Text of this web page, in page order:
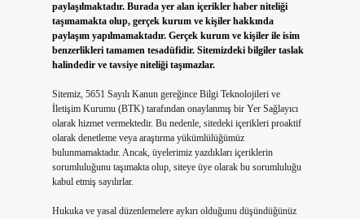
paylaşılmaktadır. Burada yer alan içerikler haber niteliği
taşımamakta olup, gerçek kurum ve kişiler hakkında
paylaşım yapılmamaktadır. Gerçek kurum ve kişiler ile isim
benzerlikleri tamamen tesadüfidir. Sitemizdeki bilgiler taslak
halindedir ve tavsiye niteliği taşımazlar.
Sitemiz, 5651 Sayılı Kanun gereğince Bilgi Teknolojileri ve
İletişim Kurumu (BTK) tarafından onaylanmış bir Yer Sağlayıcı
olarak hizmet vermektedir. Bu nedenle, sitedeki içerikleri proaktif
olarak denetleme veya araştırma yükümlülüğümüz
bulunmamaktadır. Ancak, üyelerimiz yazdıkları içeriklerin
sorumluluğunu taşımakta olup, siteye üye olarak bu sorumluluğu
kabul etmiş sayılırlar.
Hukuka ve yasal düzenlemelere aykırı olduğunu düşündüğünüz